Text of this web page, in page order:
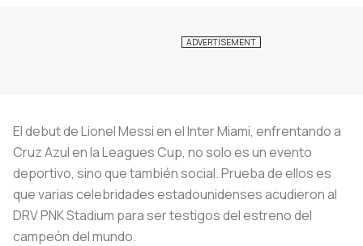
El debut de Lionel Messi en el Inter Miami, enfrentando a
Cruz Azul en la Leagues Cup, no solo es un evento
deportivo, sino que también social. Prueba de ellos es
que varias celebridades estadounidenses acudieron al
DRV PNK Stadium para ser testigos del estreno del
campeón del mundo.